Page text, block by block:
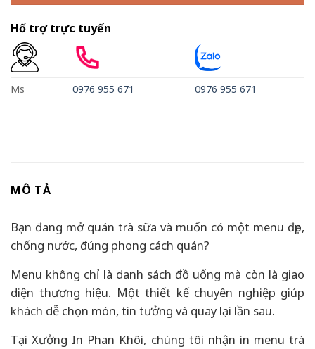
Hổ trợ trực tuyến
Ms 0976 955 671 0976 955 671
MÔ TẢ
Bạn đang mở quán trà sữa và muốn có một menu đẹp,
chống nước, đúng phong cách quán?
Menu không chỉ là danh sách đồ uống mà còn là giao
diện thương hiệu. Một thiết kế chuyên nghiệp giúp
khách dễ chọn món, tin tưởng và quay lại lần sau.
Tại Xưởng In Phan Khôi, chúng tôi nhận in menu trà